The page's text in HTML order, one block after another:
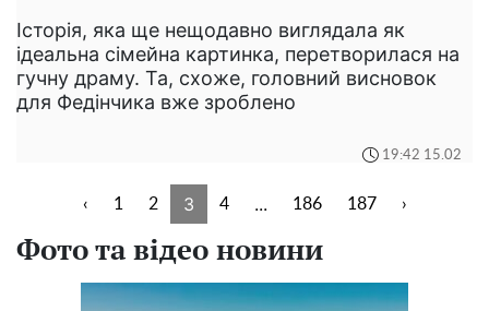
Історія, яка ще нещодавно виглядала як
ідеальна сімейна картинка, перетворилася на
гучну драму. Та, схоже, головний висновок
для Федінчика вже зроблено
19:42 15.02
‹ 1 2 3 4 ... 186 187 ›
Фото та відео новини